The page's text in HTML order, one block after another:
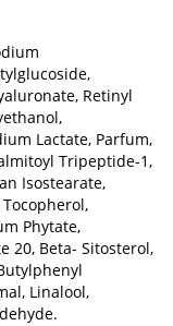
Retinyl
Lactate, Parfum,
Tripeptide-1,
Isostearate,
Phytate,
20, Beta- Sitosterol,
Linalool,